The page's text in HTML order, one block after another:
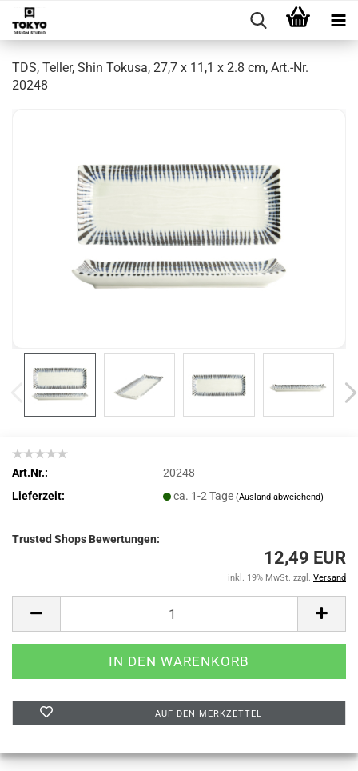
TDS, Teller, Shin Tokusa, 27,7 x 11,1 x 2.8 cm, Art.-Nr.
20248
Art.Nr.:
20248
Lieferzeit:
ca. 1-2 Tage(Ausland abweichend)
Trusted Shops Bewertungen:
12,49 EUR
inkl. 19% MwSt. zzgl. Versand
AUF DEN MERKZETTEL